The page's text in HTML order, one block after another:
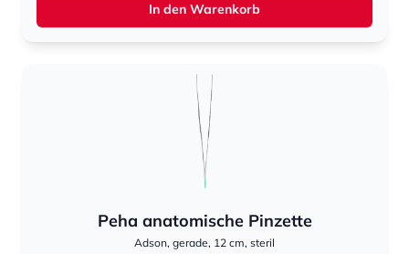
In den Warenkorb
Peha anatomische Pinzette
Adson, gerade, 12 cm, steril